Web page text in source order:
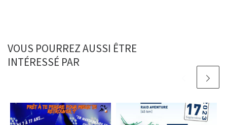
VOUS POURREZ AUSSI ÊTRE
INTÉRESSÉ PAR